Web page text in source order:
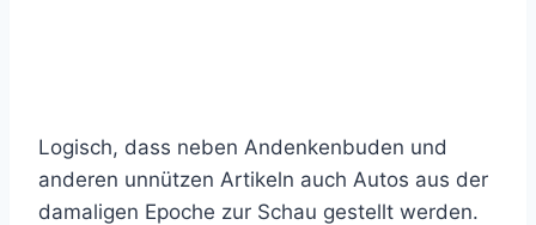
Logisch, dass neben Andenkenbuden und
anderen unnützen Artikeln auch Autos aus der
damaligen Epoche zur Schau gestellt werden.